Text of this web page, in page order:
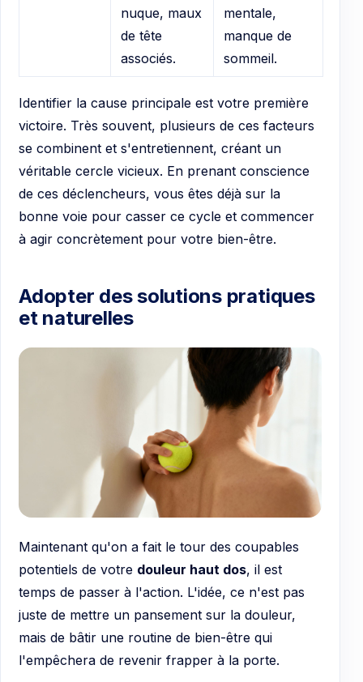
nuque, maux
de tête
associés.
mentale,
manque de
sommeil.
Identifier la cause principale est votre première
victoire. Très souvent, plusieurs de ces facteurs
se combinent et s'entretiennent, créant un
véritable cercle vicieux. En prenant conscience
de ces déclencheurs, vous êtes déjà sur la
bonne voie pour casser ce cycle et commencer
à agir concrètement pour votre bien-être.
Adopter des solutions pratiques
et naturelles
Maintenant qu'on a fait le tour des coupables
potentiels de votre douleur haut dos, il est
temps de passer à l'action. L'idée, ce n'est pas
juste de mettre un pansement sur la douleur,
mais de bâtir une routine de bien-être qui
l'empêchera de revenir frapper à la porte.